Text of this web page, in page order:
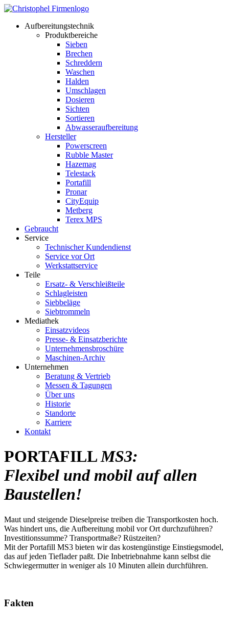
Aufbereitungstechnik
Produktbereiche
Sieben
Brechen
Schreddern
Waschen
Halden
Umschlagen
Dosieren
Sichten
Sortieren
Abwasseraufbereitung
Hersteller
Powerscreen
Rubble Master
Hazemag
Telestack
Portafill
Pronar
CityEquip
Metberg
Terex MPS
Gebraucht
Service
Technischer Kundendienst
Service vor Ort
Werkstattservice
Teile
Ersatz- & Verschleißteile
Schlagleisten
Siebbeläge
Siebtrommeln
Mediathek
Einsatzvideos
Presse- & Einsatzberichte
Unternehmensbroschüre
Maschinen-Archiv
Unternehmen
Beratung & Vertrieb
Messen & Tagungen
Über uns
Historie
Standorte
Karriere
Kontakt
PORTAFILLMS3:
Flexibel und mobil auf allen
Baustellen!
Maut und steigende Dieselpreise treiben die Transportkosten hoch.
Was hindert uns, die Aufbereitung mobil vor Ort durchzuführen?
Investitionssumme? Transportmaße? Rüstzeiten?
Mit der Portafill MS3 bieten wir das kostengünstige Einstiegsmodel,
das auf jeden Tieflader paßt. Die Inbetriebnahme kann selbst die
Schwiegermutter in weniger als 10 Minuten allein durchführen.
Fakten